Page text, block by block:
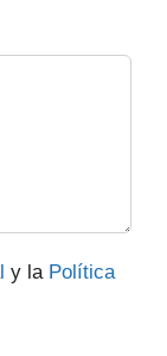
y la Política